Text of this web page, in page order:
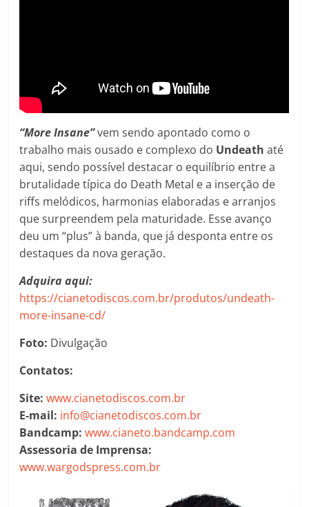
“More Insane”vem sendo apontado como o
trabalho mais ousado e complexo do Undeath até
aqui, sendo possível destacar o equilíbrio entre a
brutalidade típica do Death Metal e a inserção de
riffs melódicos, harmonias elaboradas e arranjos
que surpreendem pela maturidade. Esse avanço
deu um “plus” à banda, que já desponta entre os
destaques da nova geração.
Adquira aqui:
https://cianetodiscos.com.br/produtos/undeath-
more-insane-cd/
Foto: Divulgação
Contatos:
Site:www.cianetodiscos.com.br
E-mail: info@cianetodiscos.com.br
Bandcamp: www.cianeto.bandcamp.com
Assessoria de Imprensa:
www.wargodspress.com.br